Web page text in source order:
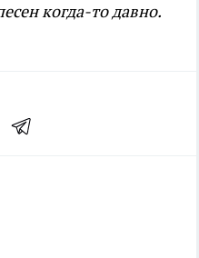
когда-то давно.